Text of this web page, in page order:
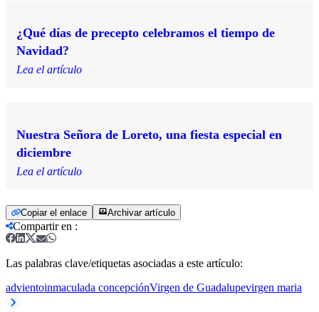
¿Qué días de precepto celebramos el tiempo de
Navidad?
Lea el artículo
Nuestra Señora de Loreto, una fiesta especial en
diciembre
Lea el artículo
Copiar el enlace Archivar artículo
Compartir en :
Las palabras clave/etiquetas asociadas a este artículo:
advientoinmaculada concepciónVirgen de Guadalupevirgen maria